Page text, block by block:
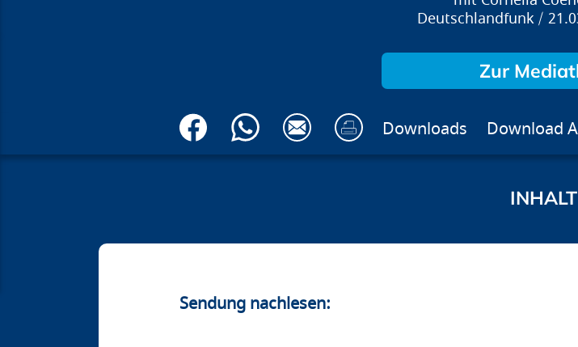
Deutschlandfunk
Zur
Downloads Download
Sendung nachlesen: